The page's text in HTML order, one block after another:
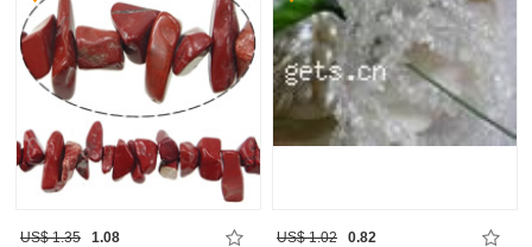
US$ 1.35 1.08 US$ 1.02 0.82